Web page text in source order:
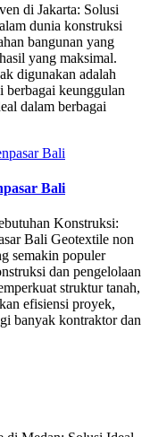
di Jakarta: Solusi
dunia konstruksi
bangunan yang
yang maksimal.
digunakan adalah
keunggulan
dalam berbagai
Bali
Konstruksi:
Bali Geotextile non
semakin populer
dan pengelolaan
struktur tanah,
efisiensi proyek,
banyak kontraktor dan